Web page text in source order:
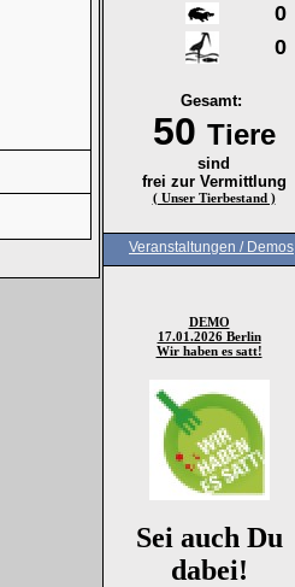
0
0
Gesamt:
50 Tiere
sind
frei zur Vermittlung
( Unser Tierbestand )
Veranstaltungen / Demos
DEMO
17.01.2026 Berlin
Wir haben es satt!
Sei auch Du
dabei!